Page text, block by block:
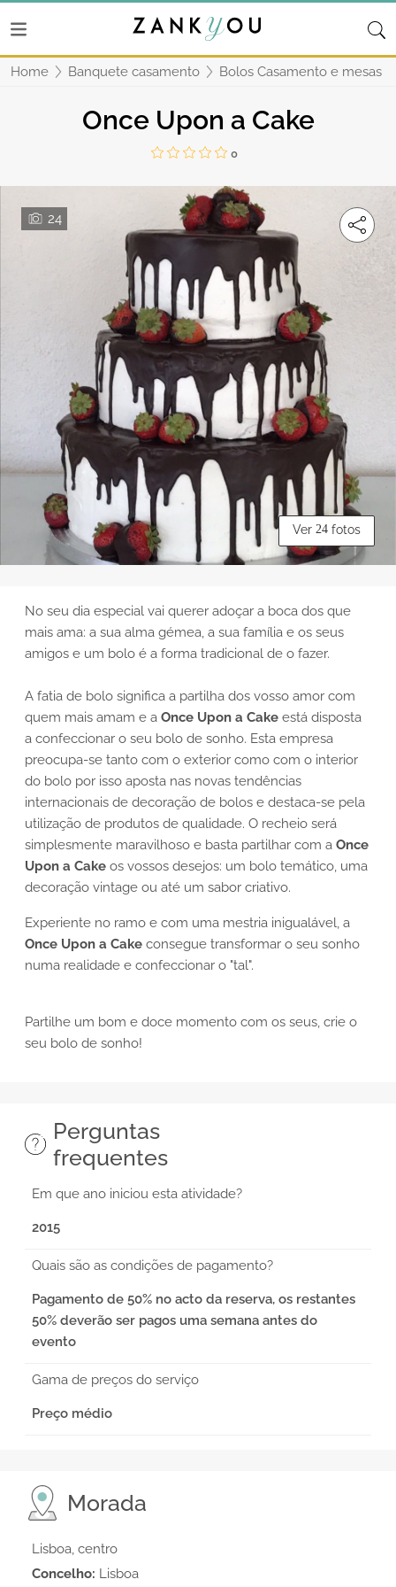
Home Banquete casamento Bolos Casamento e mesas
Once Upon a Cake
0
24
Ver 24 fotos
No seu dia especial vai querer adoçar a boca dos que
mais ama: a sua alma gémea, a sua família e os seus
amigos e um bolo é a forma tradicional de o fazer.
A fatia de bolo significa a partilha dos vosso amor com
quem mais amam e a Once Upon a Cake está disposta
a confeccionar o seu bolo de sonho. Esta empresa
preocupa-se tanto com o exterior como com o interior
do bolo por isso aposta nas novas tendências
internacionais de decoração de bolos e destaca-se pela
utilização de produtos de qualidade. O recheio será
simplesmente maravilhoso e basta partilhar com a Once
Upon a Cake os vossos desejos: um bolo temático, uma
decoração vintage ou até um sabor criativo.
Experiente no ramo e com uma mestria inigualável, a
Once Upon a Cake consegue transformar o seu sonho
numa realidade e confeccionar o "tal".
Partilhe um bom e doce momento com os seus, crie o
seu bolo de sonho!
Perguntas
frequentes
Em que ano iniciou esta atividade?
2015
Quais são as condições de pagamento?
Pagamento de 50% no acto da reserva, os restantes
50% deverão ser pagos uma semana antes do
evento
Gama de preços do serviço
Preço médio
Morada
Lisboa, centro
Concelho: Lisboa